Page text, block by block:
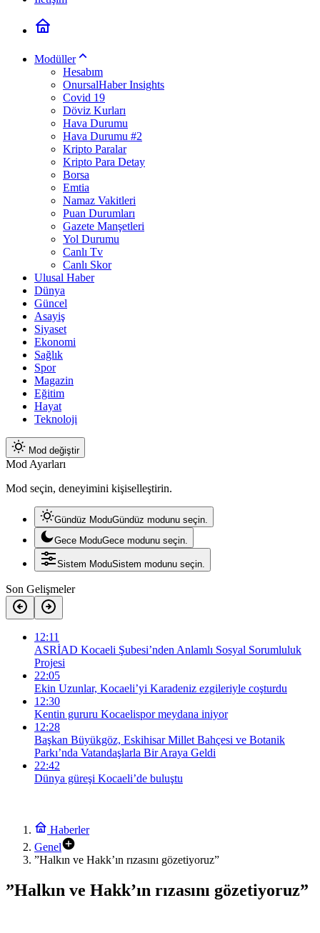
Modüller
Hesabım
OnursalHaber Insights
Covid 19
Döviz Kurları
Hava Durumu
Hava Durumu #2
Kripto Paralar
Kripto Para Detay
Borsa
Emtia
Namaz Vakitleri
Puan Durumları
Gazete Manşetleri
Yol Durumu
Canlı Tv
Canlı Skor
Ulusal Haber
Dünya
Güncel
Asayiş
Siyaset
Ekonomi
Sağlık
Spor
Magazin
Eğitim
Hayat
Teknoloji
Mod değiştir
Mod Ayarları
Mod seçin, deneyimini kişiselleştirin.
Gündüz ModuGündüz modunu seçin.
Gece ModuGece modunu seçin.
Sistem ModuSistem modunu seçin.
Son Gelişmeler
12:11
ASRİAD Kocaeli Şubesi’nden Anlamlı Sosyal Sorumluluk
Projesi
22:05
Ekin Uzunlar, Kocaeli’yi Karadeniz ezgileriyle coşturdu
12:30
Kentin gururu Kocaelispor meydana iniyor
12:28
Başkan Büyükgöz, Eskihisar Millet Bahçesi ve Botanik
Parkı’nda Vatandaşlarla Bir Araya Geldi
22:42
Dünya güreşi Kocaeli’de buluştu
Haberler
Genel
”Halkın ve Hakk’ın rızasını gözetiyoruz”
”Halkın ve Hakk’ın rızasını gözetiyoruz”